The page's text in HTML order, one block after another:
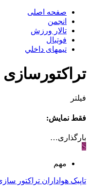
صفحه اصلی
انجمن
تالار ورزش
فوتبال
تیمهای داخلي
تراکتورسازی
فیلتر
فقط نمایش:
بارگذاری…
S
مهم
تاپیک هواداران تراکتور